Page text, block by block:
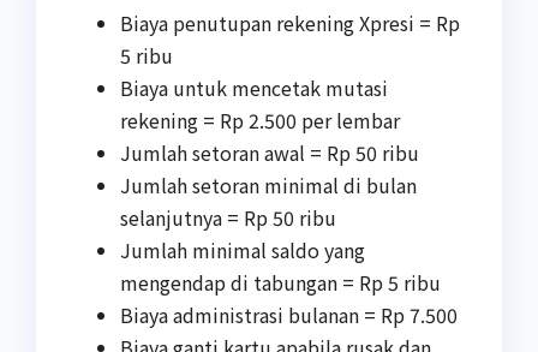
Biaya penutupan rekening Xpresi = Rp
5 ribu
Biaya untuk mencetak mutasi
rekening = Rp 2.500 per lembar
Jumlah setoran awal = Rp 50 ribu
Jumlah setoran minimal di bulan
selanjutnya = Rp 50 ribu
Jumlah minimal saldo yang
mengendap di tabungan = Rp 5 ribu
Biaya administrasi bulanan = Rp 7.500